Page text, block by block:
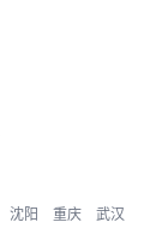
沈阳 重庆
武汉